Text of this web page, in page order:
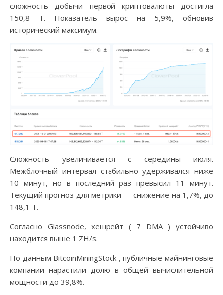
сложность добычи первой криптовалюты достигла
150,8 Т. Показатель вырос на 5,9%, обновив
исторический максимум.
Сложность увеличивается с середины июля.
Межблочный интервал стабильно удерживался ниже
10 минут, но в последний раз превысил 11 минут.
Текущий прогноз для метрики — снижение на 1,7%, до
148,1 Т.
Согласно Glassnode, хешрейт ( 7 DMA ) устойчиво
находится выше 1 ZH/s.
По данным BitcoinMiningStock , публичные майнинговые
компании нарастили долю в общей вычислительной
мощности до 39,8%.